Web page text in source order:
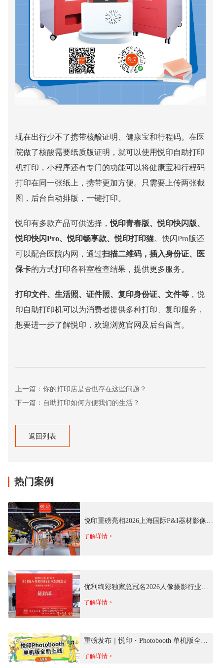
现在出行少不了携带核酸证明、健康宝和行程码。在医
院做了核酸需要纸质版证明，就可以使用悦印自助打印
机打印，小程序还有专门的功能可以将健康宝和行程码
打印在同一张纸上，携带更加方便。只需要上传两张截
图，后台自动排版，一键打印。
悦印有多款产品可供选择，悦印青春版、悦印快闪版、
悦印快闪Pro、悦印畅享款、悦印打印猫。快闪Pro版还
可以配合医院内网，通过扫描二维码，插入身份证、医
保卡的方式打印各科室检查结果，提供更多服务。
打印文件、生活照、证件照、复印身份证、文件等，悦
印自助打印机可以为消费者提供多种打印、复印服务，
想要进一步了解悦印，欢迎浏览官网及后台留言。
上一篇：你的打印店是否也存在这些问题？
下一篇：自助打印如何方便我们的生活？
返回列表
热门案例
悦印重磅亮相2026上海国际P&I器材影像
展 推出多场景商用影像方案
了解详情 >
优利绚彩独家总冠名2026人像摄影行业大
了解详情 >
重磅发布｜悦印・Photobooth 单机版全新
上线！离线免费用
了解详情 >